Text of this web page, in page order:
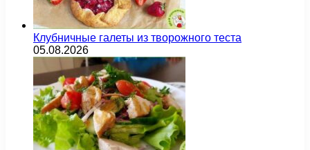
Клубничные галеты из творожного теста
05.08.2026